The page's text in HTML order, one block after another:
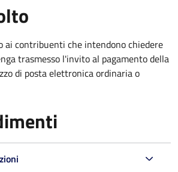
ai contribuenti che intendono chiedere
trasmesso l'invito al pagamento della
di posta elettronica ordinaria o